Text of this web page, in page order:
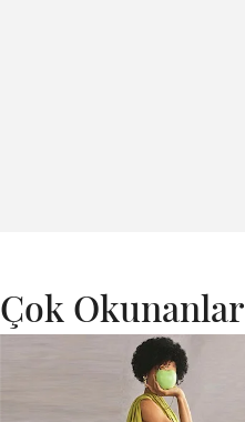
Çok Okunanlar